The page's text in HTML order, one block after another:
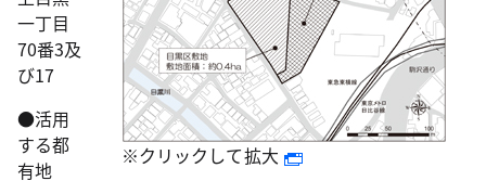
※クリックして拡大
一丁目
70番3及
び17
●活用
する都
有地